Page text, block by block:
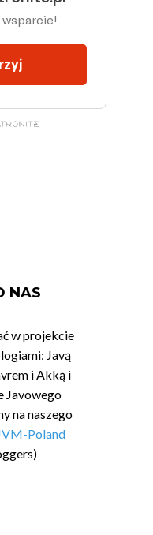
NAS
w projekcie
Javą
i Akką i
Javowego
na naszego
Poland